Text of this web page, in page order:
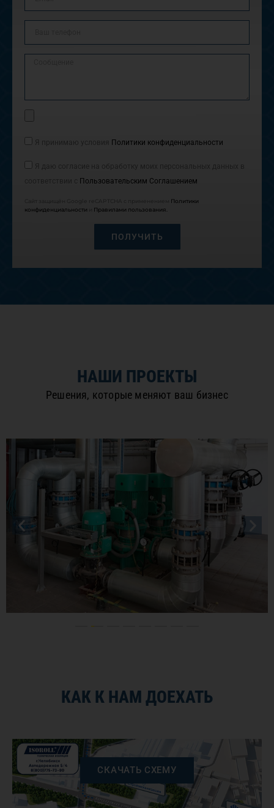
СогласиеЯ принимаю условия Политики конфиденциальности
Согласие
Пользовательским Соглашением
Политики
конфиденциальности
Правилами пользования.
ПОЛУЧИТЬ
НАШИ ПРОЕКТЫ
Решения, которые меняют ваш бизнес
КАК К НАМ ДОЕХАТЬ
СКАЧАТЬ СХЕМУ